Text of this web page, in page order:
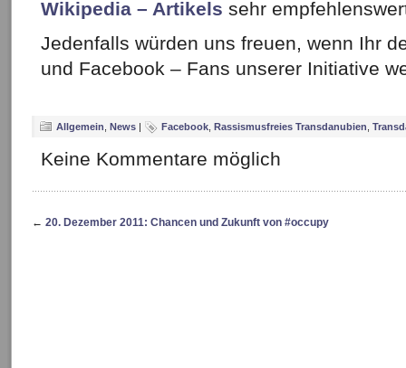
Wikipedia – Artikels sehr
Jedenfalls würden uns freuen, wenn Ihr
und Facebook – Fans unserer Initiative
Allgemein News | Facebook Rassismusfreies Transdanubien
Keine Kommentare möglich
← 20. Dezember 2011: Chancen und Zukunft von #occupy